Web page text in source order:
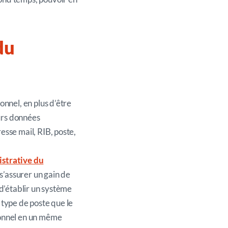
en plus d’être
données
mail, RIB, poste,
du
un gain de
un système
de poste que le
en un même